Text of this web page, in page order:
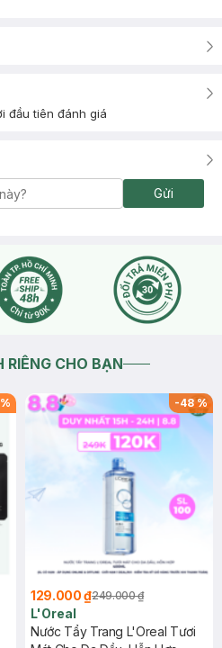
đầu tiên đánh giá
Gửi
RIÊNG CHO BẠN
% -48%
129.000 ₫249.000 ₫
L'Oreal
Nước Tẩy Trang L'Oreal Tươi